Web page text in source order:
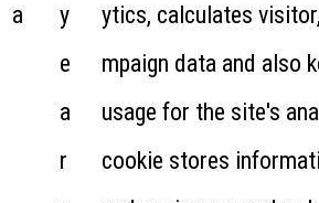
a
y
e
a
r
ytics, calculates
mpaign data and also
usage for the site's
cookie stores